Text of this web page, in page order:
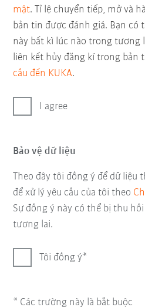
mật. Tỉ lệ chuyển tiếp, mở và
bản tin được đánh giá. Bạn có
này bất kì lúc nào trong tương
liên kết hủy đăng kí trong bản
cầu đến KUKA.
I agree
Bảo vệ dữ liệu
Theo đây tôi đồng ý để dữ liệu
để xử lý yêu cầu của tôi theo
Sự đồng ý này có thể bị thu
tương lai.
Tôi đồng ý
* Các trường này là bắt buộc